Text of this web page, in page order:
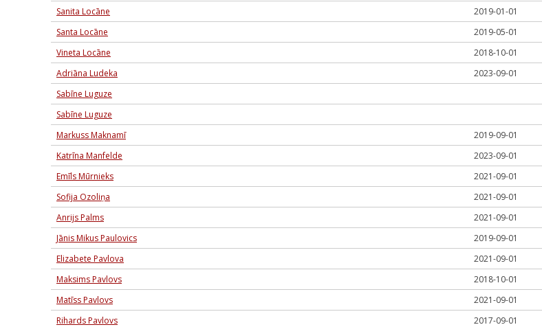
Sanita Locāne
2019-01-01
Santa Locāne
2019-05-01
Vineta Locāne
2018-10-01
Adriāna Ludeka
2023-09-01
Sabīne Luguze
Sabīne Luguze
Markuss Maknamī
2019-09-01
Katrīna Manfelde
2023-09-01
Emīls Mūrnieks
2021-09-01
Sofija Ozoliņa
2021-09-01
Anrijs Palms
2021-09-01
Jānis Mikus Paulovics
2019-09-01
Elizabete Pavlova
2021-09-01
Maksims Pavlovs
2018-10-01
Matīss Pavlovs
2021-09-01
Rihards Pavlovs
2017-09-01